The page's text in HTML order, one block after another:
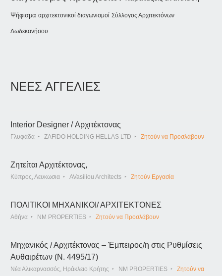
Ψήφισμα αρχιτεκτονικοί διαγωνισμοί Σύλλογος Αρχιτεκτόνων
Δωδεκανήσου
ΝΕΕΣ ΑΓΓΕΛΙΕΣ
Interior Designer / Αρχιτέκτονας
Γλυφάδα ZAFIDO HOLDING HELLAS LTD Ζητούν να Προσλάβουν
Ζητείται Αρχιτέκτονας,
Κύπρος, Λευκωσια AVasiliou Architects Ζητούν Εργασία
ΠΟΛΙΤΙΚΟΙ ΜΗΧΑΝΙΚΟΙ/ ΑΡΧΙΤΕΚΤΟΝΕΣ
Αθήνα NM PROPERTIES Ζητούν να Προσλάβουν
Μηχανικός / Αρχιτέκτονας – Έμπειρος/η στις Ρυθμίσεις
Αυθαιρέτων (Ν. 4495/17)
Νέα Αλικαρνασσός, Ηράκλειο Κρήτης NM PROPERTIES Ζητούν να